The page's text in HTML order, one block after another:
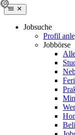
Jobsuche
Profil
Jobbörse